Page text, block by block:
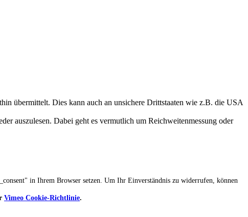
übermittelt. Dies kann auch an unsichere Drittstaaten wie z.B. die USA
auszulesen. Dabei geht es vermutlich um Reichweitenmessung oder
in Ihrem Browser setzen. Um Ihr Einverständnis zu widerrufen, können
Vimeo Cookie-Richtlinie.